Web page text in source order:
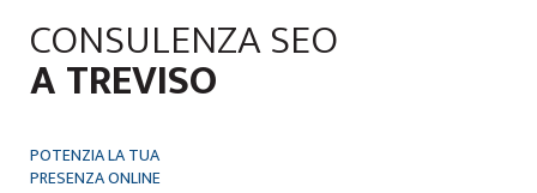
CONSULENZA SEO
A TREVISO
POTENZIA LA TUA
PRESENZA ONLINE